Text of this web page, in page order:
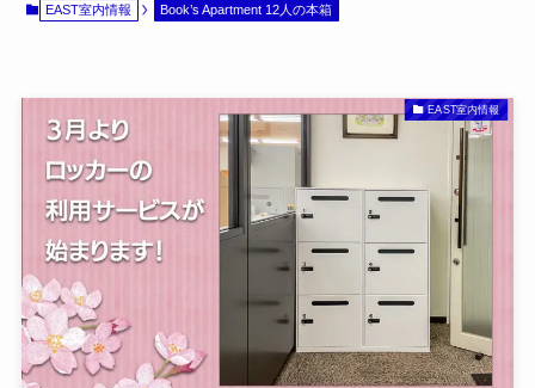
EAST室内情報 Book’s Apartment 12人の本箱
EAST室内情報